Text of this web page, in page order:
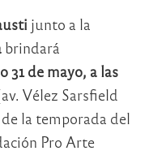
junto a la
brindará
31 de mayo, a las
Vélez Sarsfield
la temporada del
Pro Arte